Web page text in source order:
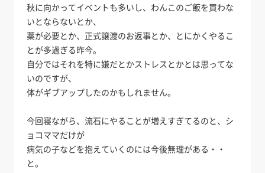
秋に向かってイベントも多いし、わんこのご飯を買わな
いとならないとか、
薬が必要とか、正式譲渡のお返事とか、とにかくやるこ
とが多過ぎる昨今。
自分ではそれを特に嫌だとかストレスとかとは思ってな
いのですが、
体がギブアップしたのかもしれません。
今回寝ながら、流石にやることが増えすぎてるのと、シ
ョコママだけが
病気の子などを抱えていくのには今後無理がある・・
と。